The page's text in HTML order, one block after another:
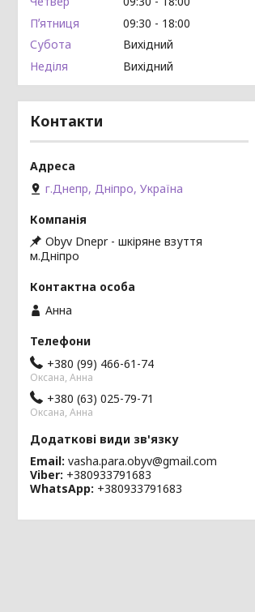
Пʼятниця
09:30
18:00
Субота
Вихідний
Неділя
Вихідний
Контакти
г.Днепр, Дніпро, Україна
Obyv Dnepr - шкіряне взуття
м.Дніпро
Анна
+380 (99) 466-61-74
Оксана, Анна
+380 (63) 025-79-71
Оксана, Анна
Email vasha.para.obyv@gmail.com
Viber +380933791683
WhatsApp +380933791683